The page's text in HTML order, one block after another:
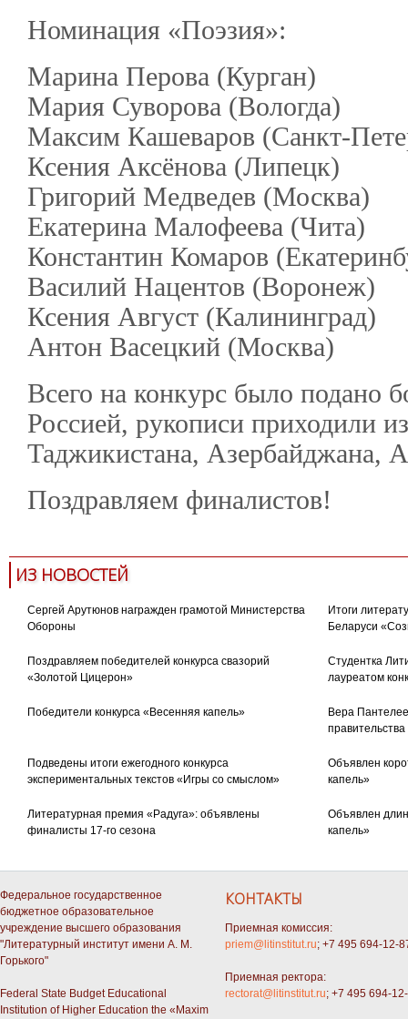
Номинация «Поэзия»:
Марина Перова (Курган)
Мария Суворова (Вологда)
Максим Кашеваров (Санкт-
Ксения Аксёнова (Липецк)
Григорий Медведев (Москва)
Екатерина Малофеева (Чита)
Константин Комаров
Василий Нацентов (Воронеж)
Ксения Август (Калининград)
Антон Васецкий (Москва)
Всего на конкурс было подано
Россией, рукописи приходили
Таджикистана, Азербайджана,
Поздравляем финалистов!
ИЗ НОВОСТЕЙ
Сергей Арутюнов награжден грамотой Министерства
Обороны
Итоги
Беларуси
Поздравляем победителей конкурса свазорий
«Золотой Цицерон»
Студентка
лауреатом
Победители конкурса «Весенняя капель»
Вера
Подведены итоги ежегодного конкурса
экспериментальных текстов «Игры со смыслом»
Объявлен
капель»
Литературная премия «Радуга»: объявлены
финалисты 17-го сезона
Объявлен
капель»
Федеральное государственное
бюджетное образовательное
учреждение высшего образования
"Литературный институт имени А. М.
Горького"
Federal State Budget Educational
Institution of Higher Education the «Maxim
КОНТАКТЫ
Приемная комиссия:
priem@litinstitut.ru; +7 495 694-12-
Приемная ректора:
rectorat@litinstitut.ru; +7 495 694-